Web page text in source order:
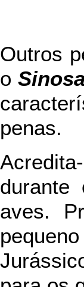
Outros
o
penas.
durante
aves.